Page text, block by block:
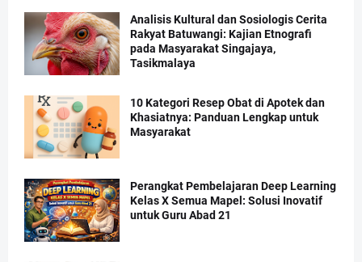
Analisis Kultural dan Sosiologis Cerita
Rakyat Batuwangi: Kajian Etnografi
pada Masyarakat Singajaya,
Tasikmalaya
10 Kategori Resep Obat di Apotek dan
Khasiatnya: Panduan Lengkap untuk
Masyarakat
Perangkat Pembelajaran Deep Learning
Kelas X Semua Mapel: Solusi Inovatif
untuk Guru Abad 21